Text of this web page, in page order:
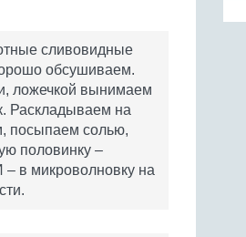
сливовидные
обсушиваем.
ложечкой вынимаем
Раскладываем на
посыпаем солью,
половинку –
– в микроволновку на